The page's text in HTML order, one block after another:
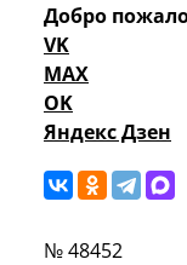
Добро
VK
MAX
OK
Яндекс Дзен
№ 48452